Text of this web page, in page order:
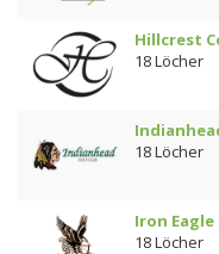
Hillcrest
18 Löcher
18 Löcher
Iron
18 Löcher